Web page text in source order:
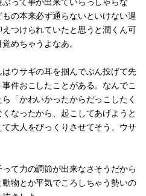
の本来必ず通らないといけない過
つけられていたと思うと潤くん可
めちゃうよなあ。
ウサギの耳を掴んでぶん投げて先
件おこしたことがある。なんでこ
「かわいかったからだっこしたく
なったから、起こしてあげようと
大人をびっくりさせてそう、ウサ
て力の調節が出来なさそうだから
物とか平気でころしちゃう勢いの